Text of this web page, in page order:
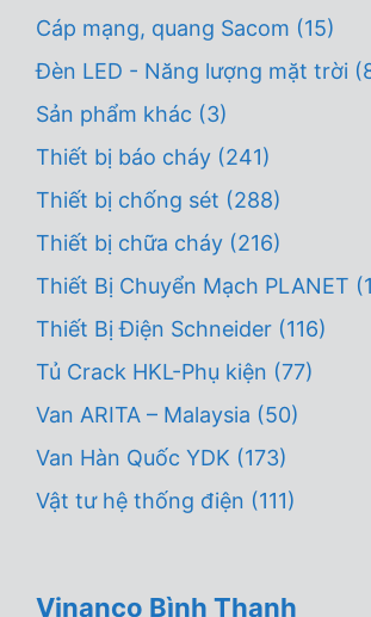
Cáp mạng, quang Sacom (15)
Đèn LED - Năng lượng mặt trời
Sản phẩm khác (3)
Thiết bị báo cháy (241)
Thiết bị chống sét (288)
Thiết bị chữa cháy (216)
Thiết Bị Chuyển Mạch PLANET
Thiết Bị Điện Schneider (116)
Tủ Crack HKL-Phụ kiện (77)
Van ARITA – Malaysia (50)
Van Hàn Quốc YDK (173)
Vật tư hệ thống điện (111)
Vinanco Bình Thạnh